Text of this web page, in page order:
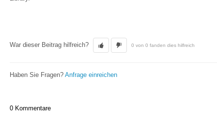
War dieser Beitrag hilfreich? 0 von 0 fanden dies hilfreich
Haben Sie Fragen? Anfrage einreichen
0 Kommentare